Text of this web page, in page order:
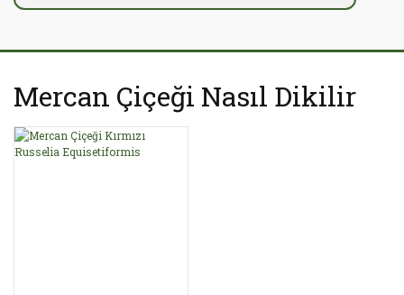
Mercan Çiçeği Nasıl Dikilir